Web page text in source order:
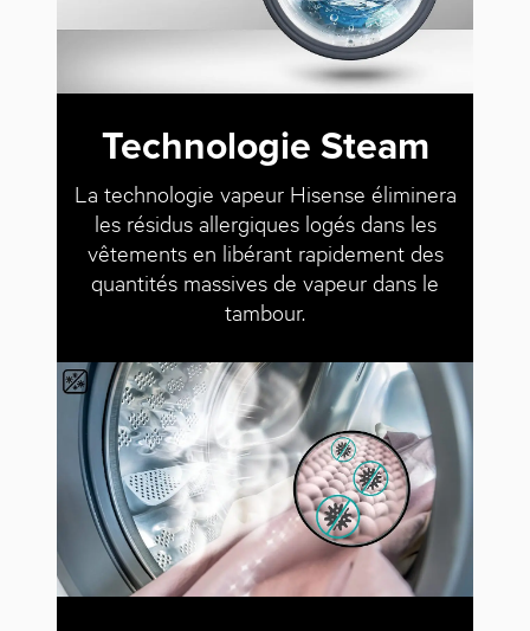
Technologie Steam
La technologie vapeur Hisense éliminera
les résidus allergiques logés dans les
vêtements en libérant rapidement des
quantités massives de vapeur dans le
tambour.